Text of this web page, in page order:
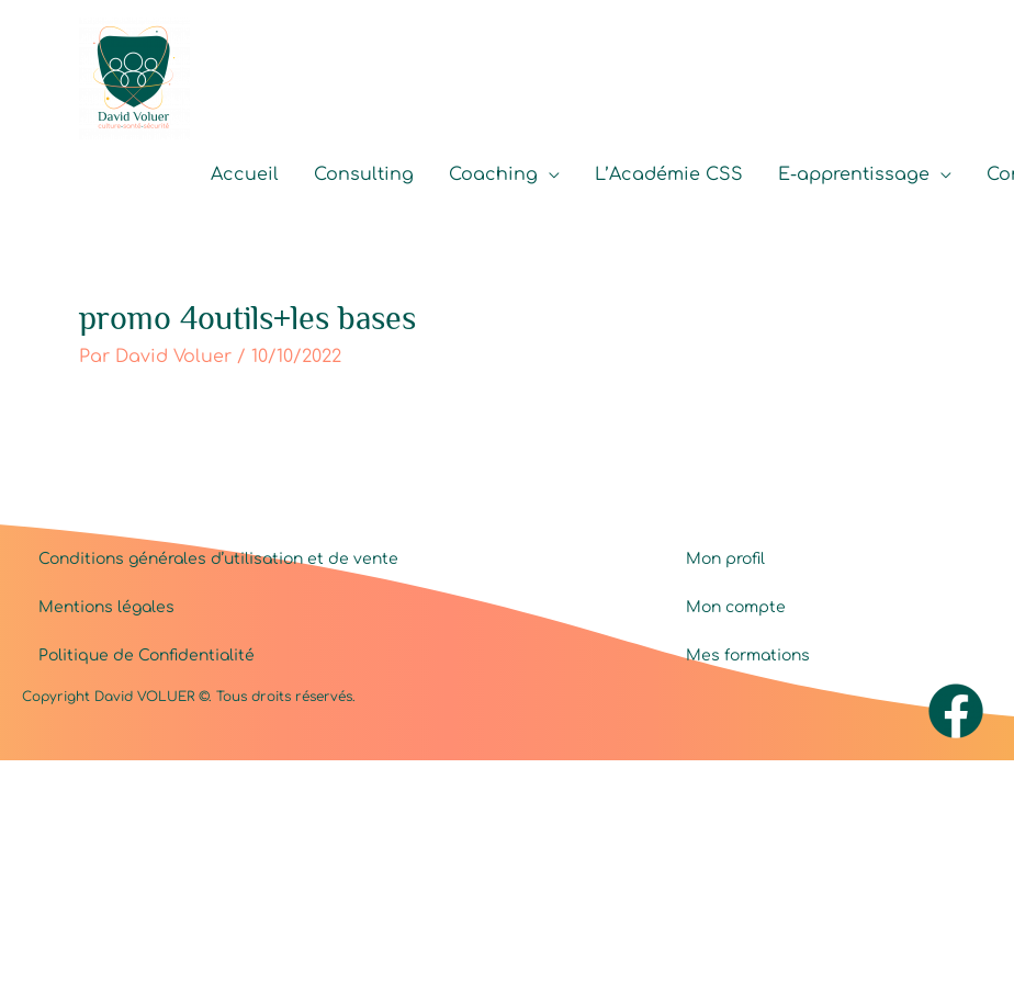
Accueil Consulting Coaching L’Académie CSS E-apprentissage
promo 4outils+les bases
Par David Voluer / 10/10/2022
Conditions générales d’utilisation et de vente
Mentions légales
Politique de Confidentialité
Mon profil
Mon compte
Mes formations
Copyright David VOLUER ©. Tous droits réservés.